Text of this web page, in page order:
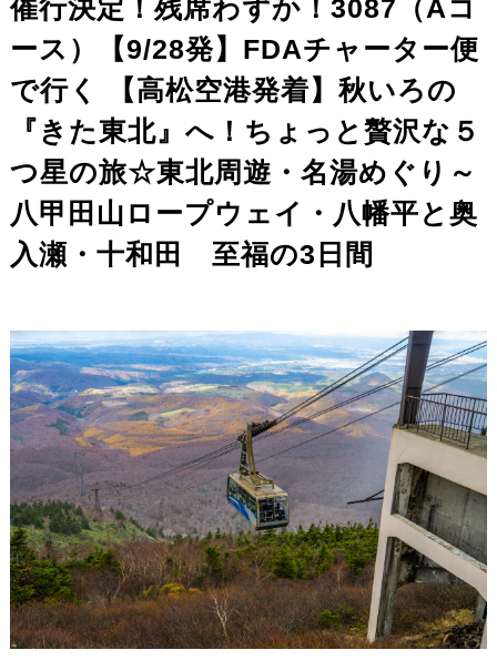
催行決定！残席わずか！3087（Aコ
ース）【9/28発】FDAチャーター便
で行く 【高松空港発着】秋いろの
『きた東北』へ！ちょっと贅沢な５
つ星の旅☆東北周遊・名湯めぐり～
八甲田山ロープウェイ・八幡平と奥
入瀬・十和田 至福の3日間